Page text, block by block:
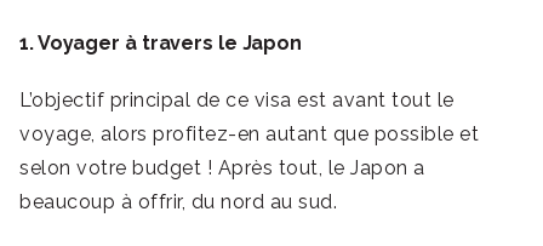
1. Voyager à travers le Japon
L’objectif principal de ce visa est avant tout le
voyage, alors profitez-en autant que possible et
selon votre budget ! Après tout, le Japon a
beaucoup à offrir, du nord au sud.